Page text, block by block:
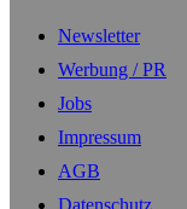
Newsletter
Werbung / PR
Jobs
Impressum
AGB
Datenschutz